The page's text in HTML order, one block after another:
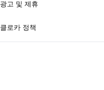
광고 및 제휴
클로카 정책